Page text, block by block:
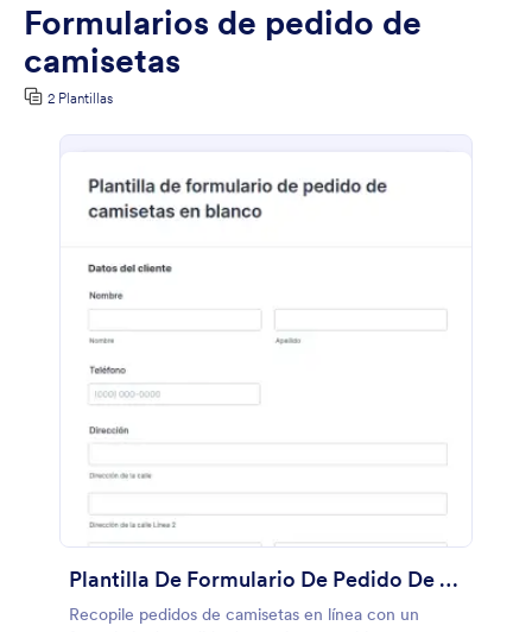
Formularios de pedido de
camisetas
2 Plantillas
Plantilla De Formulario De Pedido De Camisetas
Recopile pedidos de camisetas en línea con un